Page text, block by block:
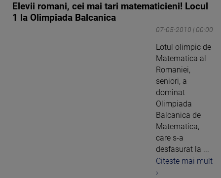
Elevii romani, cei mai tari matematicieni! Locul
1 la Olimpiada Balcanica
07-05-2010 | 00:00
Lotul olimpic de
Matematica al
Romaniei,
seniori, a
dominat
Olimpiada
Balcanica de
Matematica,
care s-a
desfasurat la ...
Citeste mai mult
›